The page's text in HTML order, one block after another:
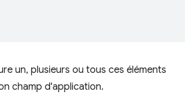
un, plusieurs ou tous ces éléments
champ d'application.